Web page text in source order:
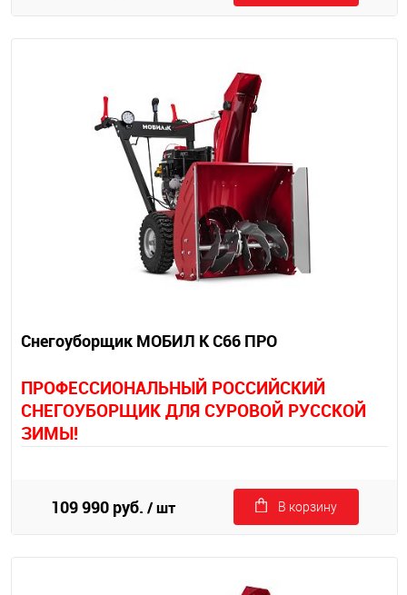
Снегоуборщик МОБИЛ К С66 ПРО
ПРОФЕССИОНАЛЬНЫЙ РОССИЙСКИЙ
СНЕГОУБОРЩИК ДЛЯ СУРОВОЙ РУССКОЙ
ЗИМЫ!
109 990 руб. / шт В корзину